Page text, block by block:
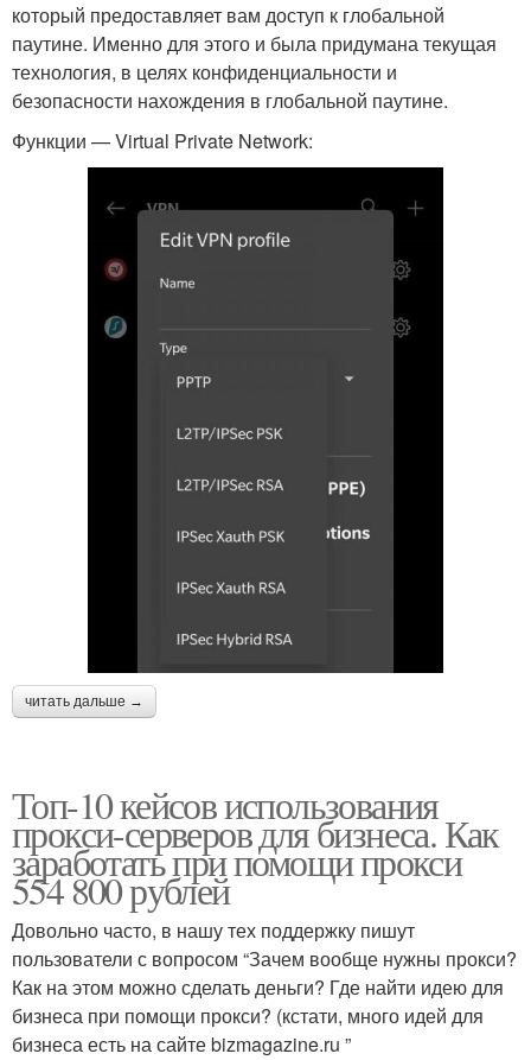
который предоставляет вам доступ к глобальной
паутине. Именно для этого и была придумана текущая
технология, в целях конфиденциальности и
безопасности нахождения в глобальной паутине.
Функции — Virtual Private Network:
читать дальше →
Топ-10 кейсов использования
прокси-серверов для бизнеса. Как
заработать при помощи прокси
554 800 рублей
Довольно часто, в нашу тех поддержку пишут
пользователи с вопросом “Зачем вообще нужны прокси?
Как на этом можно сделать деньги? Где найти идею для
бизнеса при помощи прокси? (кстати, много идей для
бизнеса есть на сайте bizmagazine.ru ”